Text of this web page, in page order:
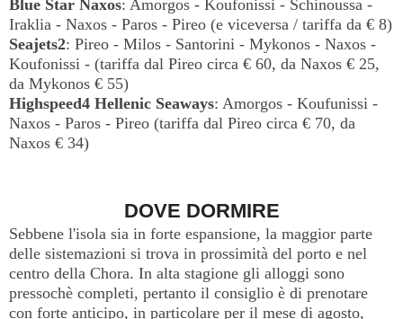
Blue Star Naxos: Amorgos - Koufonissi - Schinoussa -
Iraklia - Naxos - Paros - Pireo (e viceversa / tariffa da € 8)
Seajets2: Pireo - Milos - Santorini - Mykonos - Naxos -
Koufonissi - (tariffa dal Pireo circa € 60, da Naxos € 25,
da Mykonos € 55)
Highspeed4 Hellenic Seaways: Amorgos - Koufunissi -
Naxos - Paros - Pireo (tariffa dal Pireo circa € 70, da
Naxos € 34)
DOVE DORMIRE
Sebbene l'isola sia in forte espansione, la maggior parte
delle sistemazioni si trova in prossimità del porto e nel
centro della Chora. In alta stagione gli alloggi sono
pressochè completi, pertanto il consiglio è di prenotare
con forte anticipo, in particolare per il mese di agosto,